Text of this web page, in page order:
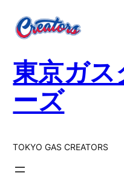
ス東京ガス
ーズ
TOKYO GAS CREATORS